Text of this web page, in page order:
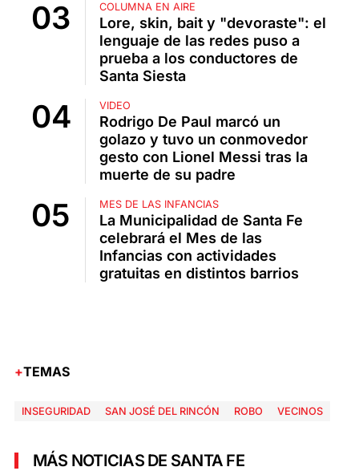
COLUMNA EN AIRE
Lore, skin, bait y "devoraste": el
lenguaje de las redes puso a
prueba a los conductores de
Santa Siesta
VIDEO
Rodrigo De Paul marcó un
golazo y tuvo un conmovedor
gesto con Lionel Messi tras la
muerte de su padre
MES DE LAS INFANCIAS
La Municipalidad de Santa Fe
celebrará el Mes de las
Infancias con actividades
gratuitas en distintos barrios
TEMAS
INSEGURIDAD SAN JOSÉ DEL RINCÓN ROBO VECINOS
MÁS NOTICIAS DE SANTA FE